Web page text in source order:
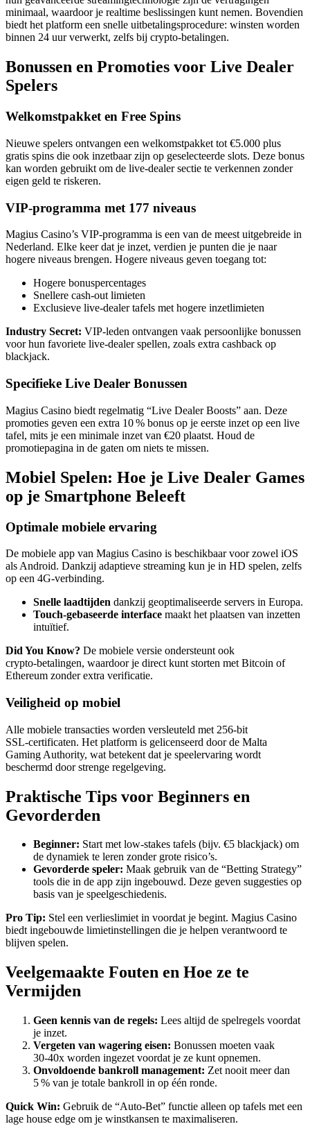
minimaal, waardoor je realtime beslissingen kunt nemen. Bovendien
biedt het platform een snelle uitbetalingsprocedure: winsten worden
binnen 24 uur verwerkt, zelfs bij crypto‑betalingen.
Bonussen en Promoties voor Live Dealer
Spelers
Welkomstpakket en Free Spins
Nieuwe spelers ontvangen een welkomstpakket tot €5.000 plus
gratis spins die ook inzetbaar zijn op geselecteerde slots. Deze bonus
kan worden gebruikt om de live‑dealer sectie te verkennen zonder
eigen geld te riskeren.
VIP‑programma met 177 niveaus
Magius Casino’s VIP‑programma is een van de meest uitgebreide in
Nederland. Elke keer dat je inzet, verdien je punten die je naar
hogere niveaus brengen. Hogere niveaus geven toegang tot:
Hogere bonuspercentages
Snellere cash‑out limieten
Exclusieve live‑dealer tafels met hogere inzetlimieten
Industry Secret: VIP‑leden ontvangen vaak persoonlijke bonussen
voor hun favoriete live‑dealer spellen, zoals extra cashback op
blackjack.
Specifieke Live Dealer Bonussen
Magius Casino biedt regelmatig “Live Dealer Boosts” aan. Deze
promoties geven een extra 10 % bonus op je eerste inzet op een live
tafel, mits je een minimale inzet van €20 plaatst. Houd de
promotiepagina in de gaten om niets te missen.
Mobiel Spelen: Hoe je Live Dealer Games
op je Smartphone Beleeft
Optimale mobiele ervaring
De mobiele app van Magius Casino is beschikbaar voor zowel iOS
als Android. Dankzij adaptieve streaming kun je in HD spelen, zelfs
op een 4G‑verbinding.
Snelle laadtijden dankzij geoptimaliseerde servers in Europa.
Touch‑gebaseerde interface maakt het plaatsen van inzetten
intuïtief.
Did You Know? De mobiele versie ondersteunt ook
crypto‑betalingen, waardoor je direct kunt storten met Bitcoin of
Ethereum zonder extra verificatie.
Veiligheid op mobiel
Alle mobiele transacties worden versleuteld met 256‑bit
SSL‑certificaten. Het platform is gelicenseerd door de Malta
Gaming Authority, wat betekent dat je speelervaring wordt
beschermd door strenge regelgeving.
Praktische Tips voor Beginners en
Gevorderden
Beginner: Start met low‑stakes tafels (bijv. €5 blackjack) om
de dynamiek te leren zonder grote risico’s.
Gevorderde speler: Maak gebruik van de “Betting Strategy”
tools die in de app zijn ingebouwd. Deze geven suggesties op
basis van je speelgeschiedenis.
Pro Tip: Stel een verlieslimiet in voordat je begint. Magius Casino
biedt ingebouwde limietinstellingen die je helpen verantwoord te
blijven spelen.
Veelgemaakte Fouten en Hoe ze te
Vermijden
Geen kennis van de regels: Lees altijd de spelregels voordat
je inzet.
Vergeten van wagering eisen: Bonussen moeten vaak
30‑40x worden ingezet voordat je ze kunt opnemen.
Onvoldoende bankroll management: Zet nooit meer dan
5 % van je totale bankroll in op één ronde.
Quick Win: Gebruik de “Auto‑Bet” functie alleen op tafels met een
lage house edge om je winstkansen te maximaliseren.